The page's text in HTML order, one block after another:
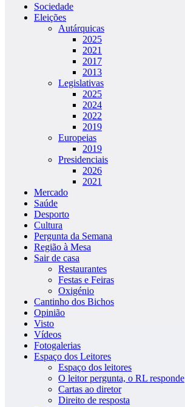
Sociedade
Eleições
Autárquicas
2025
2021
2017
2013
Legislativas
2025
2024
2022
2019
Europeias
2019
Presidenciais
2026
2021
Mercado
Saúde
Desporto
Cultura
Pergunta da Semana
Região à Mesa
Sair de casa
Restaurantes
Festas e Feiras
Oxigénio
Cantinho dos Bichos
Opinião
Visto
Vídeos
Fotogalerias
Espaço dos Leitores
Espaço dos leitores
O leitor pergunta, o RL responde
Cartas ao diretor
Direito de resposta